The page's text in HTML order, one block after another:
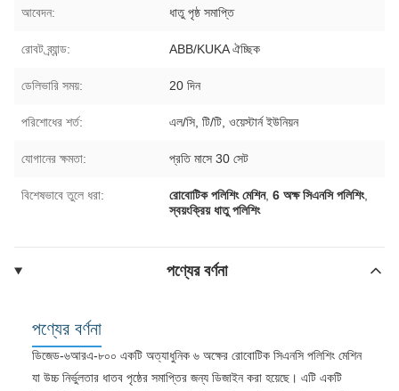
আবেদন: ধাতু পৃষ্ঠ সমাপ্তি
রোবট ব্র্যান্ড: ABB/KUKA ঐচ্ছিক
ডেলিভারি সময়: 20 দিন
পরিশোধের শর্ত: এল/সি, টি/টি, ওয়েস্টার্ন ইউনিয়ন
যোগানের ক্ষমতা: প্রতি মাসে 30 সেট
বিশেষভাবে তুলে ধরা: রোবোটিক পলিশিং মেশিন,6 অক্ষ সিএনসি পলিশিং,
স্বয়ংক্রিয় ধাতু পলিশিং
পণ্যের বর্ণনা
পণ্যের বর্ণনা
ডিজেড-৬আরএ-৮০০ একটি অত্যাধুনিক ৬ অক্ষের রোবোটিক সিএনসি পলিশিং মেশিন
যা উচ্চ নির্ভুলতার ধাতব পৃষ্ঠের সমাপ্তির জন্য ডিজাইন করা হয়েছে। এটি একটি